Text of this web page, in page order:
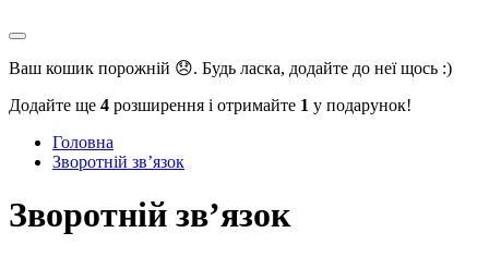
Ваш кошик порожній 😞. Будь ласка, додайте до неї щось :)
Додайте ще 4 розширення і отримайте 1 у подарунок!
Головна
Зворотній зв’язок
Зворотній зв’язок